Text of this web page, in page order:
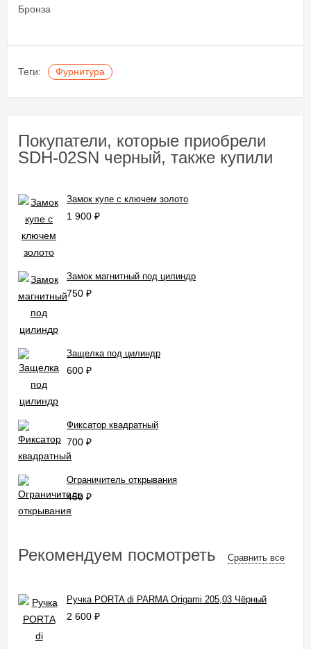
Бронза
Теги: Фурнитура
Покупатели, которые приобрели
SDH-02SN черный, также купили
Замок купе с ключем золото
1 900 ₽
Замок магнитный под цилиндр
750 ₽
Защелка под цилиндр
600 ₽
Фиксатор квадратный
700 ₽
Ограничитель открывания
450 ₽
Рекомендуем посмотреть Сравнить все
Ручка PORTA di PARMA Origami 205,03 Чёрный
2 600 ₽